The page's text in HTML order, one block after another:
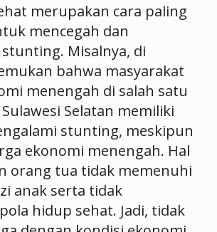
merupakan cara paling
mencegah dan
Misalnya, di
bahwa masyarakat
menengah di salah satu
Selatan memiliki
stunting, meskipun
ekonomi menengah. Hal
orang tua tidak memenuhi
anak serta tidak
hidup sehat. Jadi, tidak